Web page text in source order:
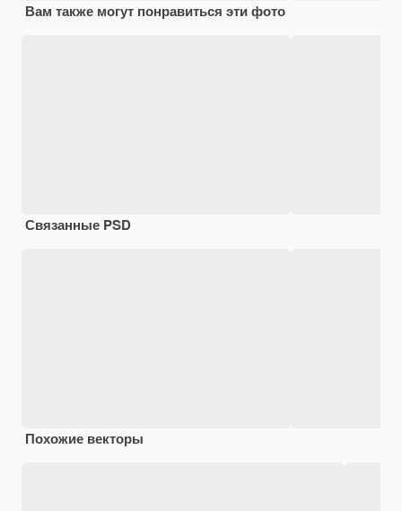
Вам также могут понравиться эти фото
Связанные PSD
Похожие векторы